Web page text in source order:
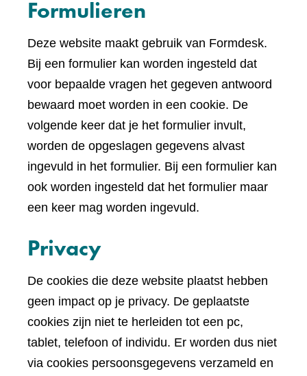
Formulieren
Deze website maakt gebruik van Formdesk.
Bij een formulier kan worden ingesteld dat
voor bepaalde vragen het gegeven antwoord
bewaard moet worden in een cookie. De
volgende keer dat je het formulier invult,
worden de opgeslagen gegevens alvast
ingevuld in het formulier. Bij een formulier kan
ook worden ingesteld dat het formulier maar
een keer mag worden ingevuld.
Privacy
De cookies die deze website plaatst hebben
geen impact op je privacy. De geplaatste
cookies zijn niet te herleiden tot een pc,
tablet, telefoon of individu. Er worden dus niet
via cookies persoonsgegevens verzameld en